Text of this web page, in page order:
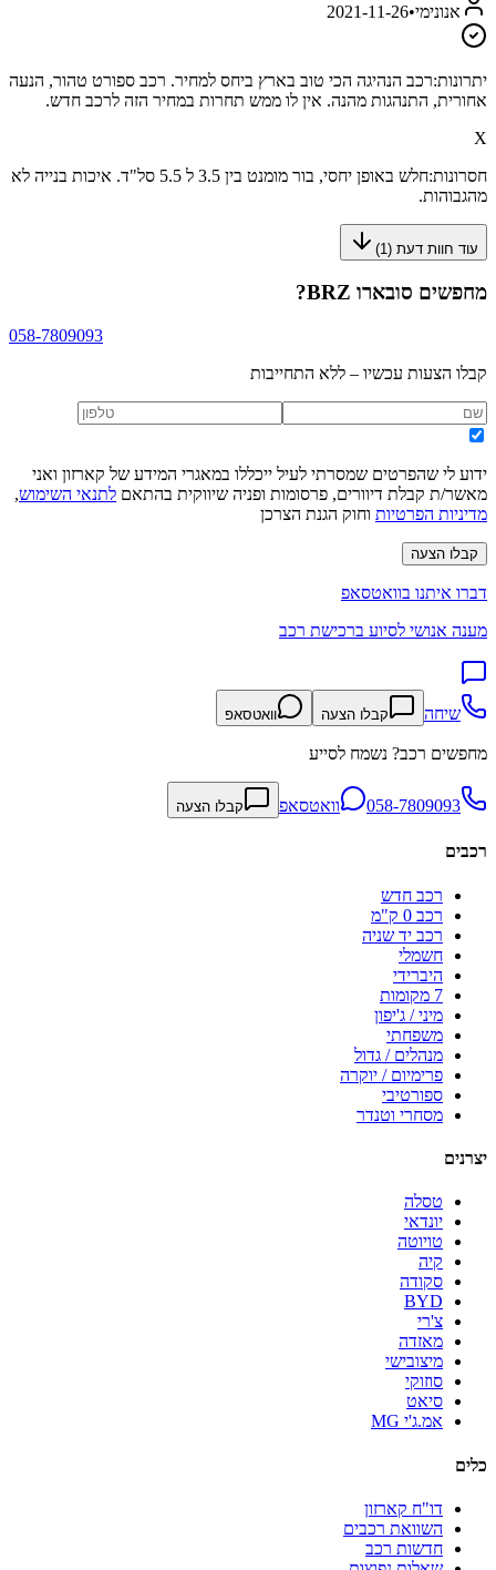
אנונימי•
2021-11-26
יתרונות:רכב הנהיגה הכי טוב בארץ ביחס למחיר. רכב ספורט טהור, הנעה
אחורית, התנהגות מהנה. אין לו ממש תחרות במחיר הזה לרכב חדש.
X
חסרונות:
חלש באופן יחסי, בור מומנט בין 3.5 ל 5.5 סל"ד. איכות בנייה לא
מהגבוהות.
עוד חוות דעת ( 1
)
מחפשים סובארו BRZ ?
058-7809093
קבלו הצעות עכשיו – ללא התחייבות
ידוע לי שהפרטים שמסרתי לעיל ייכללו במאגרי המידע של קארזון ואני
מאשר/ת קבלת דיוורים, פרסומות ופניה שיווקית בהתאם לתנאי השימוש,
מדיניות הפרטיות וחוק הגנת הצרכן
קבלו הצעה
דברו איתנו בוואטסאפ
מענה אנושי לסיוע ברכישת רכב
שיחה קבלו הצעה וואטסאפ
מחפשים רכב? נשמח לסייע
058-7809093 וואטסאפ קבלו הצעה
רכבים
רכב חדש
רכב 0 ק"מ
רכב יד שניה
חשמלי
היברידי
7 מקומות
מיני / ג'יפון
משפחתי
מנהלים / גדול
פרימיום / יוקרה
ספורטיבי
מסחרי וטנדר
יצרנים
טסלה
יונדאי
טויוטה
קיה
סקודה
BYD
צ'רי
מאזדה
מיצובישי
סוזוקי
סיאט
אמ.ג'י MG
כלים
דו"ח קארזון
השוואת רכבים
חדשות רכב